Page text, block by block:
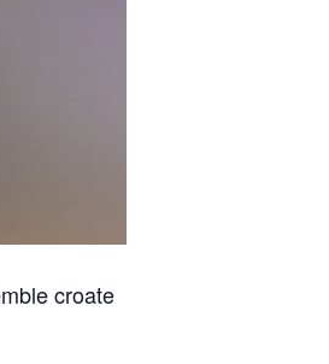
croate